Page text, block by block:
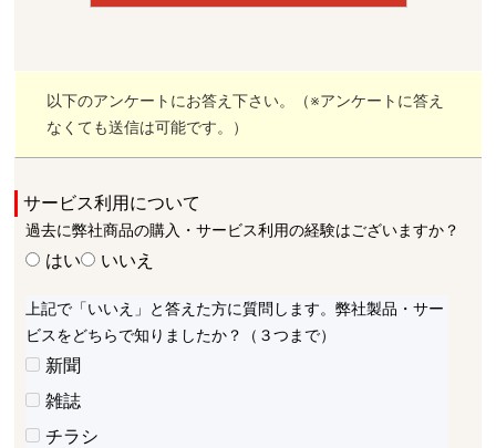
以下のアンケートにお答え下さい。（※アンケートに答え
なくても送信は可能です。）
サービス利用について
過去に弊社商品の購入・サービス利用の経験はございますか？
はい いいえ
上記で「いいえ」と答えた方に質問します。弊社製品・サー
ビスをどちらで知りましたか？（３つまで）
新聞
雑誌
チラシ